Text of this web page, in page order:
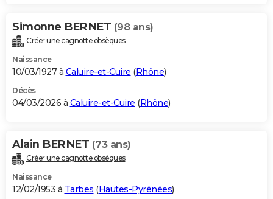
Simonne BERNET (98 ans)
Créer une cagnotte obsèques
Naissance
10/03/1927 à Caluire-et-Cuire (Rhône)
Décès
04/03/2026 à Caluire-et-Cuire (Rhône)
Alain BERNET (73 ans)
Créer une cagnotte obsèques
Naissance
12/02/1953 à Tarbes (Hautes-Pyrénées)